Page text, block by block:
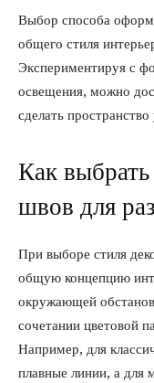
Выбор способа
общего стиля
Экспериментируя с
освещения, можно
сделать
Как
швов для
При выборе стиля
общую концепцию
окружающей
сочетании цветовой
Например, для
плавные линии, а для